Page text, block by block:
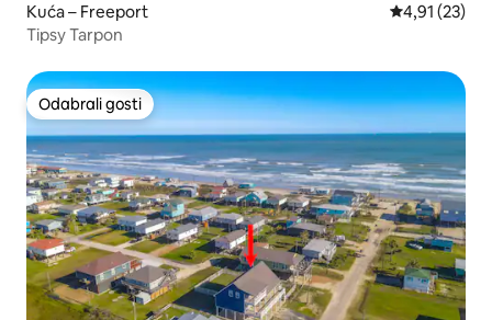
Kuća – Freeport Prosječna
4,91 (23)
Tipsy Tarpon
Odabrali gosti
Odabrali gosti